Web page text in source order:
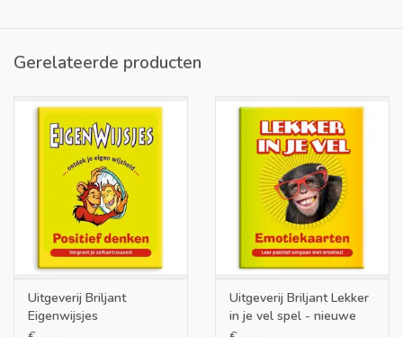
Gerelateerde producten
Uitgeverij Briljant
Eigenwijsjes
Uitgeverij Briljant Lekker
in je vel spel - nieuwe